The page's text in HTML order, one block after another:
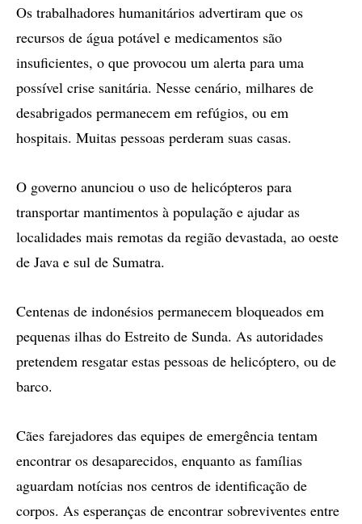
Os trabalhadores humanitários advertiram que os
recursos de água potável e medicamentos são
insuficientes, o que provocou um alerta para uma
possível crise sanitária. Nesse cenário, milhares de
desabrigados permanecem em refúgios, ou em
hospitais. Muitas pessoas perderam suas casas.
O governo anunciou o uso de helicópteros para
transportar mantimentos à população e ajudar as
localidades mais remotas da região devastada, ao oeste
de Java e sul de Sumatra.
Centenas de indonésios permanecem bloqueados em
pequenas ilhas do Estreito de Sunda. As autoridades
pretendem resgatar estas pessoas de helicóptero, ou de
barco.
Cães farejadores das equipes de emergência tentam
encontrar os desaparecidos, enquanto as famílias
aguardam notícias nos centros de identificação de
corpos. As esperanças de encontrar sobreviventes entre